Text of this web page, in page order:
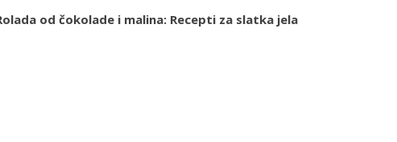
od čokolade i malina: Recepti za slatka jela